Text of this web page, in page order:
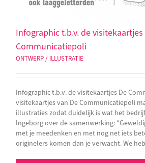
Infographic t.b.v. de visitekaartjes
Communicatiepoli
ONTWERP / ILLUSTRATIE
Infographic t.b.v. de visitekaartjes De
visitekaartjes van De Communicatiepoli
illustraties zodat duidelijk is wat het
Ingeborg over de samenwerking:
met je meedenken en met nog net iets
originelers komen dan je verwacht. We